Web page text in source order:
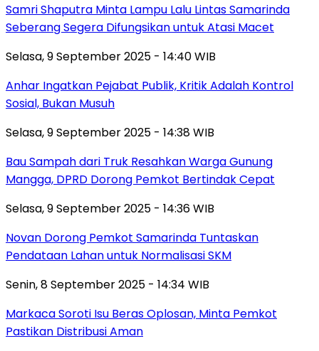
Samri Shaputra Minta Lampu Lalu Lintas Samarinda
Seberang Segera Difungsikan untuk Atasi Macet
Selasa, 9 September 2025 - 14:40 WIB
Anhar Ingatkan Pejabat Publik, Kritik Adalah Kontrol
Sosial, Bukan Musuh
Selasa, 9 September 2025 - 14:38 WIB
Bau Sampah dari Truk Resahkan Warga Gunung
Mangga, DPRD Dorong Pemkot Bertindak Cepat
Selasa, 9 September 2025 - 14:36 WIB
Novan Dorong Pemkot Samarinda Tuntaskan
Pendataan Lahan untuk Normalisasi SKM
Senin, 8 September 2025 - 14:34 WIB
Markaca Soroti Isu Beras Oplosan, Minta Pemkot
Pastikan Distribusi Aman